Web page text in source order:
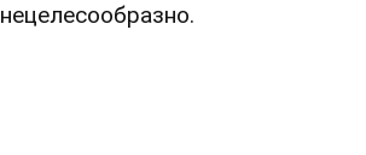
нецелесообразно.